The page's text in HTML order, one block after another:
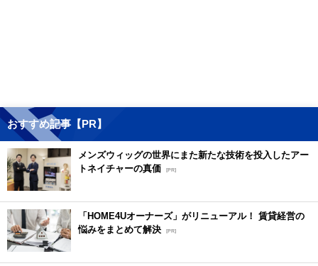
おすすめ記事【PR】
メンズウィッグの世界にまた新たな技術を投入したアー
トネイチャーの真価 [PR]
「HOME4Uオーナーズ」がリニューアル！ 賃貸経営の
悩みをまとめて解決 [PR]